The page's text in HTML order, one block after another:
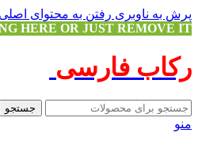
پرش به ناوبری رفتن به محتوای اصلی
HERE OR JUST REMOVE IT…
رکاب فارسی
جستجو
منو